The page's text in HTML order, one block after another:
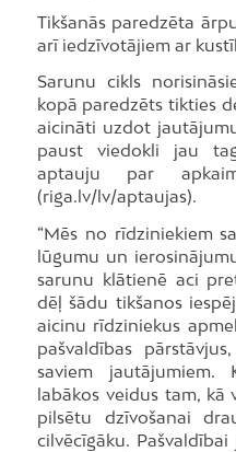
Tikšanās paredzēta
arī iedzīvotājiem ar
Sarunu cikls
kopā paredzēts tikties
aicināti uzdot
paust viedokli jau
aptauju par
(riga.lv/lv/aptaujas).
“Mēs no rīdziniekiem
lūgumu un
sarunu klātienē aci
dēļ šādu tikšanos
aicinu rīdziniekus
pašvaldības
saviem jautājumiem.
labākos veidus tam, kā
pilsētu dzīvošanai
cilvēcīgāku.